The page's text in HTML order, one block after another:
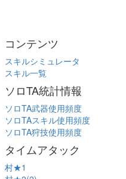
コンテンツ
スキルシミュレータ
スキル一覧
ソロTA統計情報
ソロTA武器使用頻度
ソロTAスキル使用頻度
ソロTA狩技使用頻度
タイムアタック
村★1